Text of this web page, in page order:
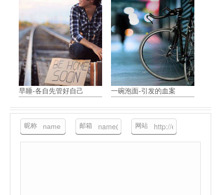
早睡-各自先管好自己 一碗泡面-引发的血案
昵称 邮箱 网站